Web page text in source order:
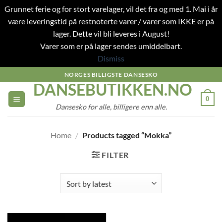
Grunnet ferie og for stort varelager, vil det fra og med 1. Mai i år
være leveringstid på restnoterte varer / varer som IKKE er på
lager. Dette vil bli leveres i August!
Varer som er på lager sendes umiddelbart.
Dismiss
to
content
NORGES BILLIGSTE DANSESKO
DANSEBUTIKKEN.NO
Dansesko for alle, billigere enn alle.
0
Home / Products tagged “Mokka”
FILTER